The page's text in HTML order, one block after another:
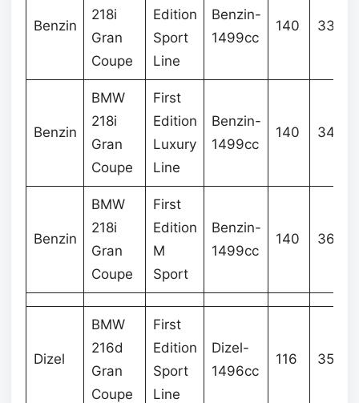
Benzin
218i
Gran
Coupe
Edition
Sport
Line
Benzin-
1499cc
140
Benzin
BMW
218i
Gran
Coupe
First
Edition
Luxury
Line
Benzin-
1499cc
140
Benzin
BMW
218i
Gran
Coupe
First
Edition
M
Sport
Benzin-
1499cc
140
Dizel
BMW
216d
Gran
Coupe
First
Edition
Sport
Line
Dizel-
1496cc
116